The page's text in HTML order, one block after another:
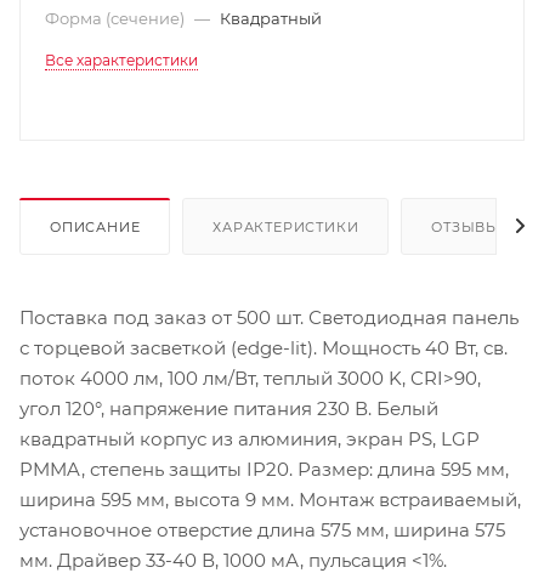
Форма (сечение) — Квадратный
Все характеристики
ОПИСАНИЕ ХАРАКТЕРИСТИКИ ОТЗЫВЫ
Поставка под заказ от 500 шт. Светодиодная панель
с торцевой засветкой (edge-lit). Мощность 40 Вт, св.
поток 4000 лм, 100 лм/Вт, теплый 3000 K, CRI>90,
угол 120°, напряжение питания 230 В. Белый
квадратный корпус из алюминия, экран PS, LGP
PMMA, степень защиты IP20. Размер: длина 595 мм,
ширина 595 мм, высота 9 мм. Монтаж встраиваемый,
установочное отверстие длина 575 мм, ширина 575
мм. Драйвер 33-40 В, 1000 мА, пульсация <1%.